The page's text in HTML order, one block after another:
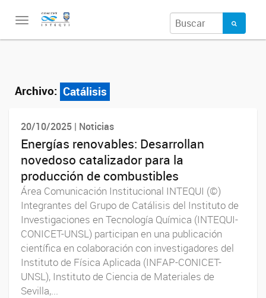
Toggle
Archivo: Catálisis
20/10/2025 | Noticias
Energías renovables: Desarrollan
novedoso catalizador para la
producción de combustibles
Área Comunicación Institucional INTEQUI (©)
Integrantes del Grupo de Catálisis del Instituto de
Investigaciones en Tecnología Química (INTEQUI-
CONICET-UNSL) participan en una publicación
científica en colaboración con investigadores del
Instituto de Física Aplicada (INFAP-CONICET-
UNSL), Instituto de Ciencia de Materiales de
Sevilla,...